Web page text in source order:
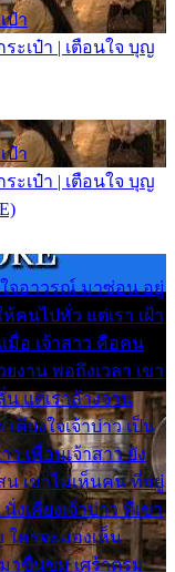
ป๋า
ะเป๋า | เตือนใจ บุญ
ป๋า
ะเป๋า | เตือนใจ บุญ
ใจอาวรณ์ มาซ่อน อยู่
คนไปทั่ว แต่เรา เฝ้า
มื่อ เจ้าสาว คือคน
งาน พอถึงเวลา เขา
แต่เราล้างจาน
คียงใจเจ้าบ่าว เป็น
เพื่อนเจ้าสาว ยัง
เขาไม่เห็นคน ที่อยู่
งเคียงเจ้าบ่าว ที่เขา
ใครจะมองเห็น
าขื่นขม เศร้าตรม